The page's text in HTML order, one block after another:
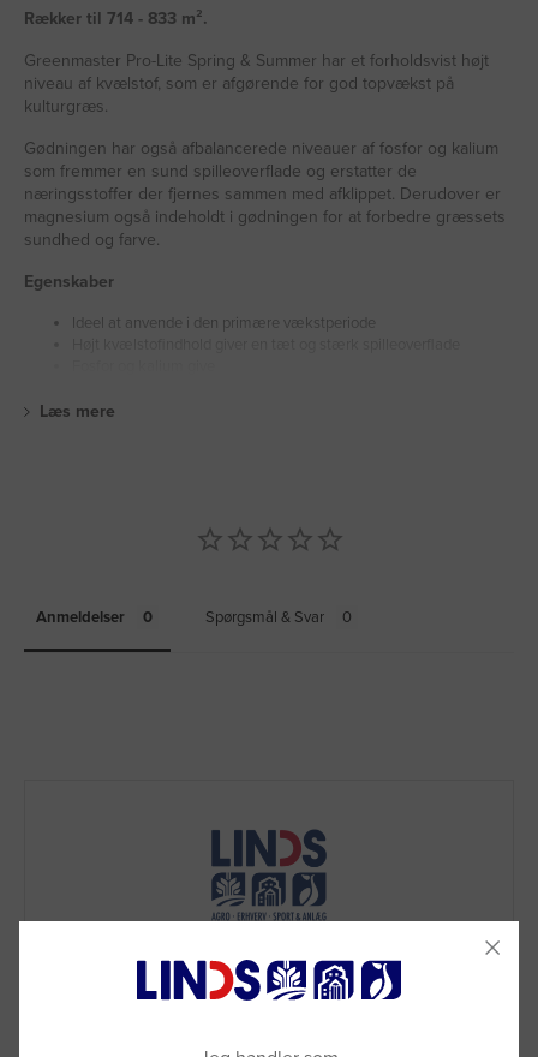
Rækker til 714 - 833 m².
Greenmaster Pro-Lite Spring & Summer har et forholdsvist højt
niveau af kvælstof, som er afgørende for god topvækst på
kulturgræs.
Gødningen har også afbalancerede niveauer af fosfor og kalium
som fremmer en sund spilleoverflade og erstatter de
næringsstoffer der fjernes sammen med afklippet. Derudover er
magnesium også indeholdt i gødningen for at forbedre græssets
sundhed og farve.
Egenskaber
Ideel at anvende i den primære vækstperiode
Læs mere
Anmeldelser Spørgsmål & Svar